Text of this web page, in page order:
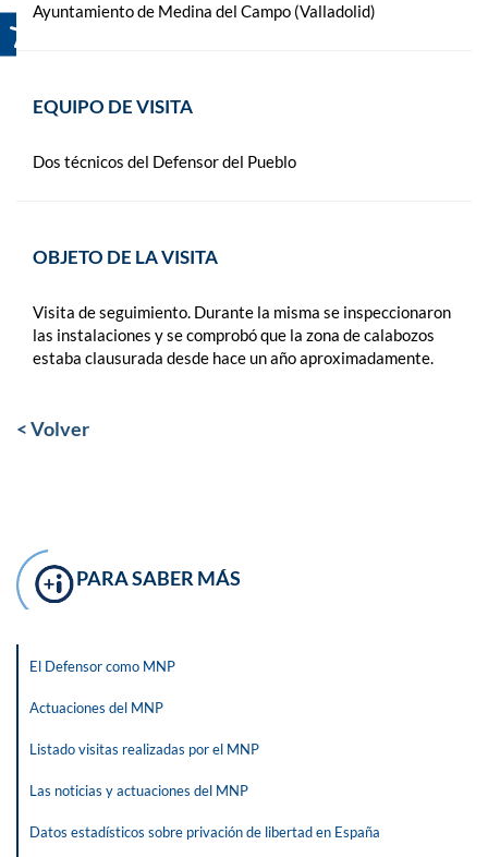
Ayuntamiento de Medina del Campo (Valladolid)
EQUIPO DE VISITA
Dos técnicos del Defensor del Pueblo
OBJETO DE LA VISITA
Visita de seguimiento. Durante la misma se inspeccionaron
las instalaciones y se comprobó que la zona de calabozos
estaba clausurada desde hace un año aproximadamente.
< Volver
PARA SABER MÁS
El Defensor como MNP
Actuaciones del MNP
Listado visitas realizadas por el MNP
Las noticias y actuaciones del MNP
Datos estadísticos sobre privación de libertad en España